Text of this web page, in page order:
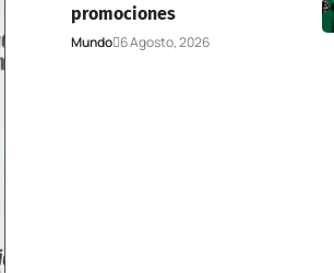
promociones
Mundo 6 Agosto, 2026